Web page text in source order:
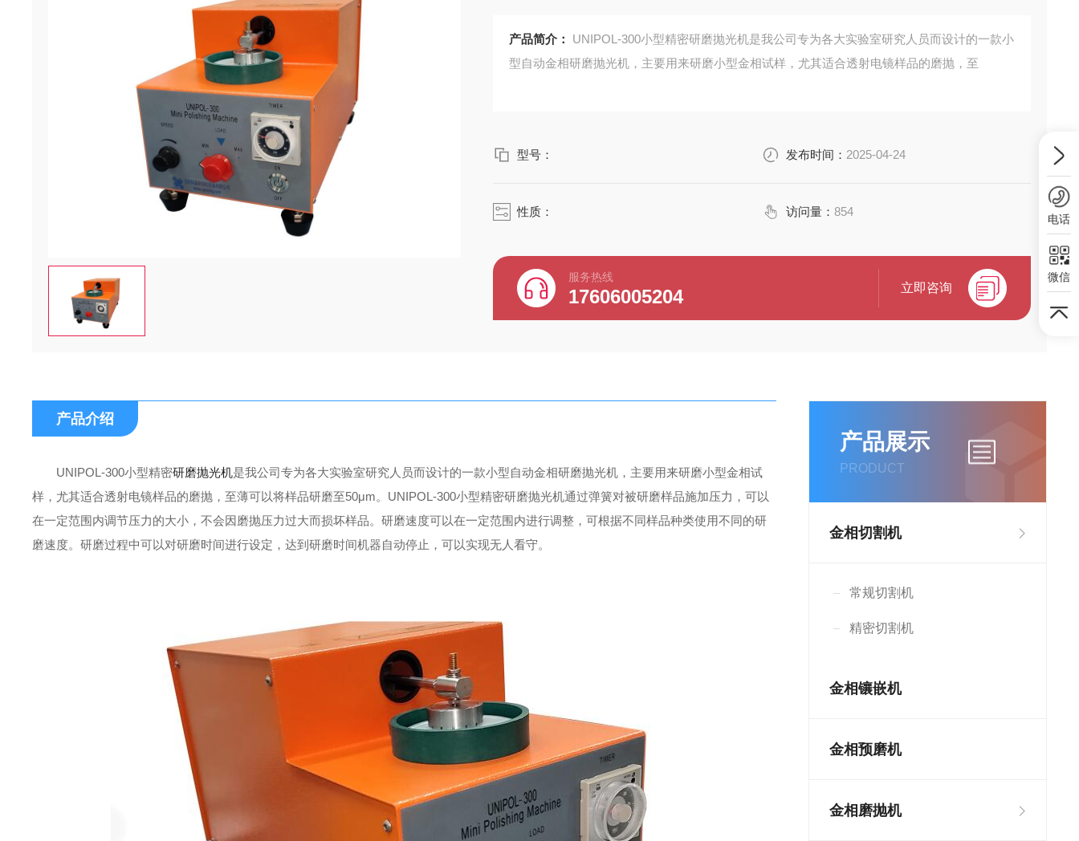
产品简介：
UNIPOL-300小型精密研磨抛光机是我公司专为各大实验室研究人员而设计的一款小
型自动金相研磨抛光机，主要用来研磨小型金相试样，尤其适合透射电镜样品的磨抛，至
型号： 发布时间： 2025-04-24
性质： 访问量：854
服务热线
17606005204 立即咨询
产品展示
PRODUCT
金相切割机
常规切割机
精密切割机
金相镶嵌机
金相预磨机
金相磨抛机
产品介绍
UNIPOL-300小型精密研磨抛光机是我公司专为各大实验室研究人员而设计的一款小型自动金相研磨抛光机，主要用来研磨小型金相试
样，尤其适合透射电镜样品的磨抛，至薄可以将样品研磨至50μm。UNIPOL-300小型精密研磨抛光机通过弹簧对被研磨样品施加压力，可以
在一定范围内调节压力的大小，不会因磨抛压力过大而损坏样品。研磨速度可以在一定范围内进行调整，可根据不同样品种类使用不同的研
磨速度。研磨过程中可以对研磨时间进行设定，达到研磨时间机器自动停止，可以实现无人看守。
电话
微信